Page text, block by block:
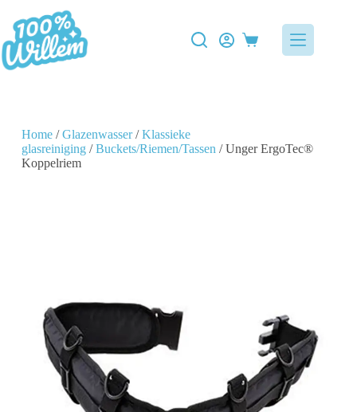
Home/Glazenwasser/Klassieke
glasreiniging/Buckets/Riemen/Tassen / Unger ErgoTec®
Koppelriem